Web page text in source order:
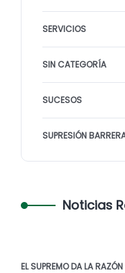
SERVICIOS
SIN CATEGORÍA
SUCESOS
SUPRESIÓN
Noticias
EL SUPREMO DA LA